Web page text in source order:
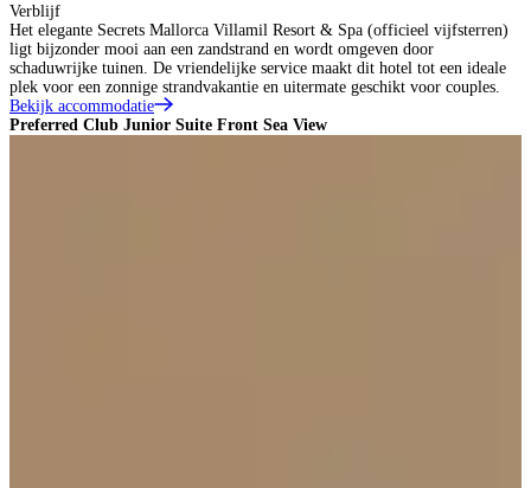
Verblijf
Het elegante Secrets Mallorca Villamil Resort & Spa (officieel vijfsterren)
ligt bijzonder mooi aan een zandstrand en wordt omgeven door
schaduwrijke tuinen. De vriendelijke service maakt dit hotel tot een ideale
plek voor een zonnige strandvakantie en uitermate geschikt voor couples.
Bekijk accommodatie
Preferred Club Junior Suite Front Sea View